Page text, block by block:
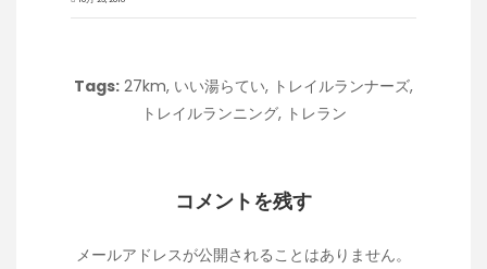
Tags: 27km, いい湯らてい, トレイルランナーズ,
トレイルランニング, トレラン
コメントを残す
メールアドレスが公開されることはありません。